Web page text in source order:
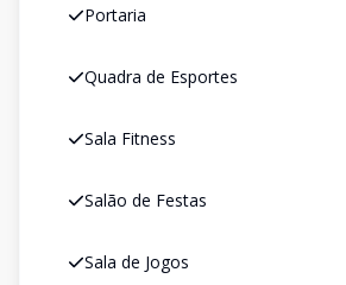
Portaria
Quadra de Esportes
Sala Fitness
Salão de Festas
Sala de Jogos